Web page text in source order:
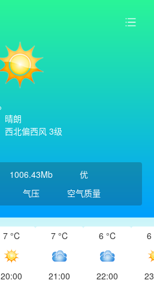
晴朗
西北偏西风 3级
1006.43Mb
气压
优
空气质量
7 °C
20:00
7 °C
21:00
6 °C
22:00
6